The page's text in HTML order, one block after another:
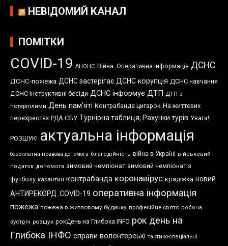
НЕВІДОМИЙ КАНАЛ
ПОМІТКИ
COVID-19 АНОНС Війна. Оперативна інформація ДСНС
ДСНС-пожежа ДСНС застерігає ДСНС корупція ДСНС навчання
ДСНС інструктивні бесіди ДСНС інформує ДТП ДТП з
потерпілими День пам'яті Контрабанда цигарок На життєвих
перехрестях РДА СБУ Турнірна таблиця; Рахунки турів Увага!
РОЗШУК! актуальна інформація
безоплатна правова допомога благодійність війна в Україні військовий
податок допомога зимовий чемпіонат зимовий чемпіонат з
футболу карантин контрабанда коронавірус крадіжка новий
АНТИРЕКОРД. COVID-19 оперативна інформація
пожежа пожежа в житловому будинку професійне свято робоча
зустріч розшук рокДень на Глибока.INFO рок день на
Глибока ІНФО справи волонтерські тактико-спеціальні